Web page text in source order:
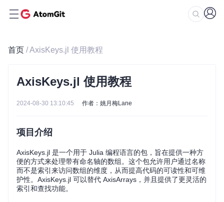
首页 / AxisKeys.jl 使用教程
AxisKeys.jl 使用教程
2024-08-30 13:10:45 作者：姚月梅Lane
项目介绍
AxisKeys.jl 是一个用于 Julia 编程语言的包，旨在提供一种方
便的方式来处理带有命名轴的数组。这个包允许用户通过名称
而不是索引来访问数组的维度，从而提高代码的可读性和可维
护性。AxisKeys.jl 可以替代 AxisArrays，并且提供了更灵活的
索引和查找功能。